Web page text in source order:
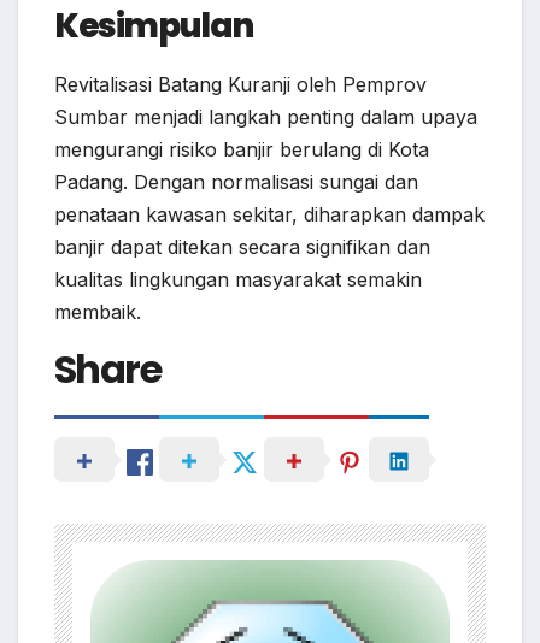
Kesimpulan
Revitalisasi Batang Kuranji oleh Pemprov
Sumbar menjadi langkah penting dalam upaya
mengurangi risiko banjir berulang di Kota
Padang. Dengan normalisasi sungai dan
penataan kawasan sekitar, diharapkan dampak
banjir dapat ditekan secara signifikan dan
kualitas lingkungan masyarakat semakin
membaik.
Share